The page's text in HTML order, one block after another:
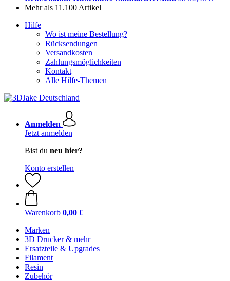
Mehr als 11.100 Artikel
Hilfe
Wo ist meine Bestellung?
Rücksendungen
Versandkosten
Zahlungsmöglichkeiten
Kontakt
Alle Hilfe-Themen
Anmelden
Jetzt anmelden
Bist du neu hier?
Konto erstellen
Warenkorb 0,00 €
Marken
3D Drucker & mehr
Ersatzteile & Upgrades
Filament
Resin
Zubehör